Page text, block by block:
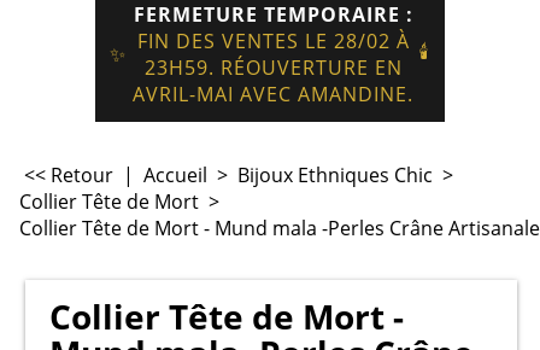
✨
FERMETURE TEMPORAIRE :
FIN DES VENTES LE 28/02 À
23H59. RÉOUVERTURE EN
AVRIL-MAI AVEC AMANDINE.
🕯️
<< Retour | Accueil > Bijoux Ethniques Chic >
Collier Tête de Mort >
Collier Tête de Mort - Mund mala -Perles Crâne
Collier Tête de Mort -